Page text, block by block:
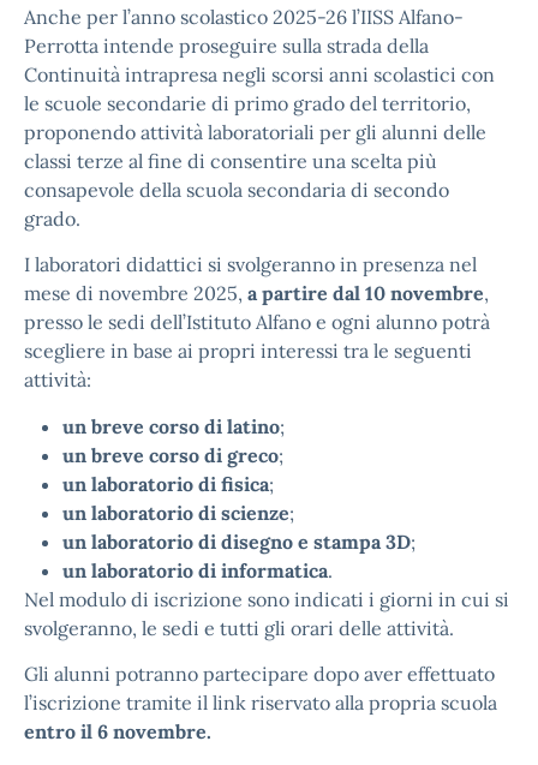
Anche per l’anno scolastico 2025-26 l’IISS Alfano-
Perrotta intende proseguire sulla strada della
Continuità intrapresa negli scorsi anni scolastici con
le scuole secondarie di primo grado del territorio,
proponendo attività laboratoriali per gli alunni delle
classi terze al fine di consentire una scelta più
consapevole della scuola secondaria di secondo
grado.
I laboratori didattici si svolgeranno in presenza nel
mese di novembre 2025, a partire dal 10 novembre,
presso le sedi dell’Istituto Alfano e ogni alunno potrà
scegliere in base ai propri interessi tra le seguenti
attività:
un breve corso di latino;
un breve corso di greco;
un laboratorio di fisica;
un laboratorio di scienze;
un laboratorio di disegno e stampa 3D;
un laboratorio di informatica.
Nel modulo di iscrizione sono indicati i giorni in cui si
svolgeranno, le sedi e tutti gli orari delle attività.
Gli alunni potranno partecipare dopo aver effettuato
l’iscrizione tramite il link riservato alla propria scuola
entro il 6 novembre.